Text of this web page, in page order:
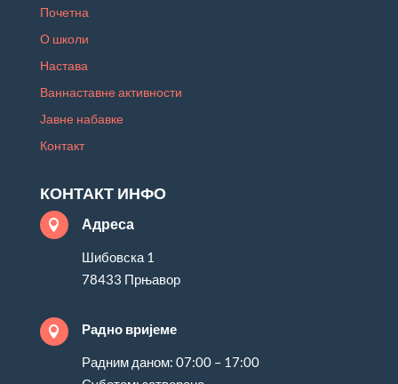
Почетна
О школи
Настава
Ваннаставне активности
Јавне набавке
Контакт
КОНТАКТ ИНФО
 Адреса
Шибовска 1
78433 Прњавор
 Радно вријеме
Радним даном: 07:00 – 17:00